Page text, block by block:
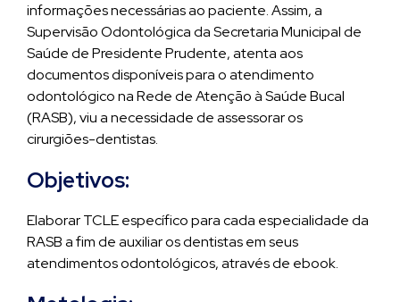
informações necessárias ao paciente. Assim, a
Supervisão Odontológica da Secretaria Municipal de
Saúde de Presidente Prudente, atenta aos
documentos disponíveis para o atendimento
odontológico na Rede de Atenção à Saúde Bucal
(RASB), viu a necessidade de assessorar os
cirurgiões-dentistas.
Objetivos:
Elaborar TCLE específico para cada especialidade da
RASB a fim de auxiliar os dentistas em seus
atendimentos odontológicos, através de ebook.